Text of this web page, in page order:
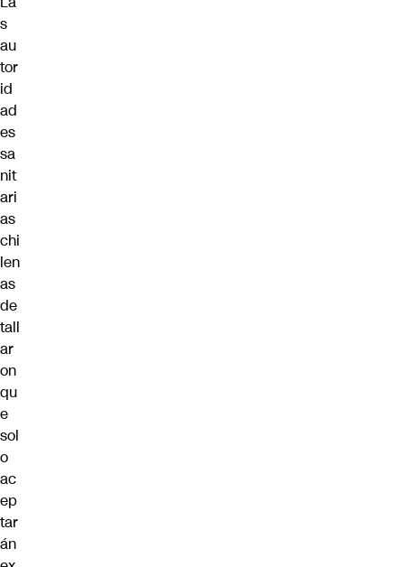
s
au
tor
id
ad
es
sa
nit
ari
as
chi
len
as
de
tall
ar
on
qu
e
sol
o
ac
ep
tar
án